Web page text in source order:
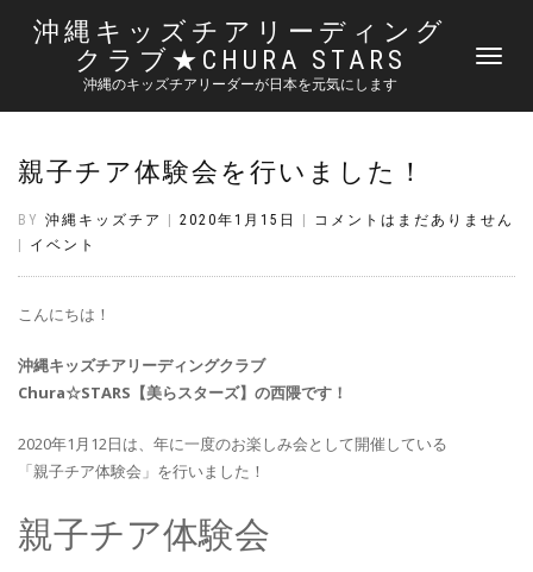
沖縄キッズチアリーディング
クラブ★CHURA STARS
沖縄のキッズチアリーダーが日本を元気にします
ナ
切
親子チア体験会を行いました！
BY 沖縄キッズチア 2020年1月15日
コメントはまだありません
イベント
こんにちは！
沖縄キッズチアリーディングクラブ
Chura☆STARS【美らスターズ】の西隈です！
2020年1月12日は、年に一度のお楽しみ会として開催している
「親子チア体験会」を行いました！
親子チア体験会